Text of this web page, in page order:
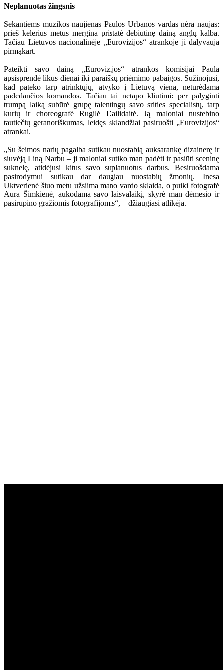
Neplanuotas žingsnis
Sekantiems muzikos naujienas Paulos Urbanos vardas nėra naujas:
prieš kelerius metus mergina pristatė debiutinę dainą anglų kalba.
Tačiau Lietuvos nacionalinėje „Eurovizijos“ atrankoje ji dalyvauja
pirmąkart.
Pateikti savo dainą „Eurovizijos“ atrankos komisijai Paula
apsisprendė likus dienai iki paraiškų priėmimo pabaigos. Sužinojusi,
kad pateko tarp atrinktųjų, atvyko į Lietuvą viena, neturėdama
padedančios komandos. Tačiau tai netapo kliūtimi: per palyginti
trumpą laiką subūrė grupę talentingų savo srities specialistų, tarp
kurių ir choreografė Rugilė Dailidaitė. Ją maloniai nustebino
tautiečių geranoriškumas, leidęs sklandžiai pasiruošti „Eurovizijos“
atrankai.
„Su šeimos narių pagalba sutikau nuostabią auksarankę dizainerę ir
siuvėją Liną Narbu – ji maloniai sutiko man padėti ir pasiūti sceninę
suknelę, atidėjusi kitus savo suplanuotus darbus. Besiruošdama
pasirodymui sutikau dar daugiau nuostabių žmonių. Inesa
Uktverienė šiuo metu užsiima mano vardo sklaida, o puiki fotografė
Aura Šimkienė, aukodama savo laisvalaikį, skyrė man dėmesio ir
pasirūpino gražiomis fotografijomis“, – džiaugiasi atlikėja.